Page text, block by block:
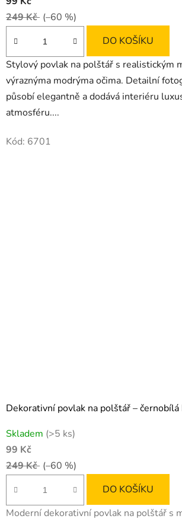
249 Kč (–60 %)
DO KOŠÍKU
Stylový povlak na polštář s realistickým
výraznýma modrýma očima. Detailní
působí elegantně a dodává interiéru
atmosféru....
Kód: 6701
Dekorativní povlak na polštář –
Skladem (>5 ks)
99 Kč
249 Kč (–60 %)
DO KOŠÍKU
Moderní dekorativní povlak na polštář s